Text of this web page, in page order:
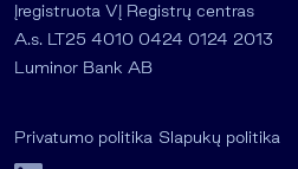
Įregistruota VĮ Registrų centras
A.s. LT25 4010 0424 0124 2013
Luminor Bank AB
Privatumo politika Slapukų politika